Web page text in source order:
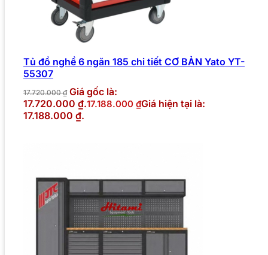
Tủ đồ nghề 6 ngăn 185 chi tiết CƠ BẢN Yato YT-
55307
17.720.000₫ Giá gốc là:
17.720.000 ₫.17.188.000 ₫Giá hiện tại là:
17.188.000 ₫.